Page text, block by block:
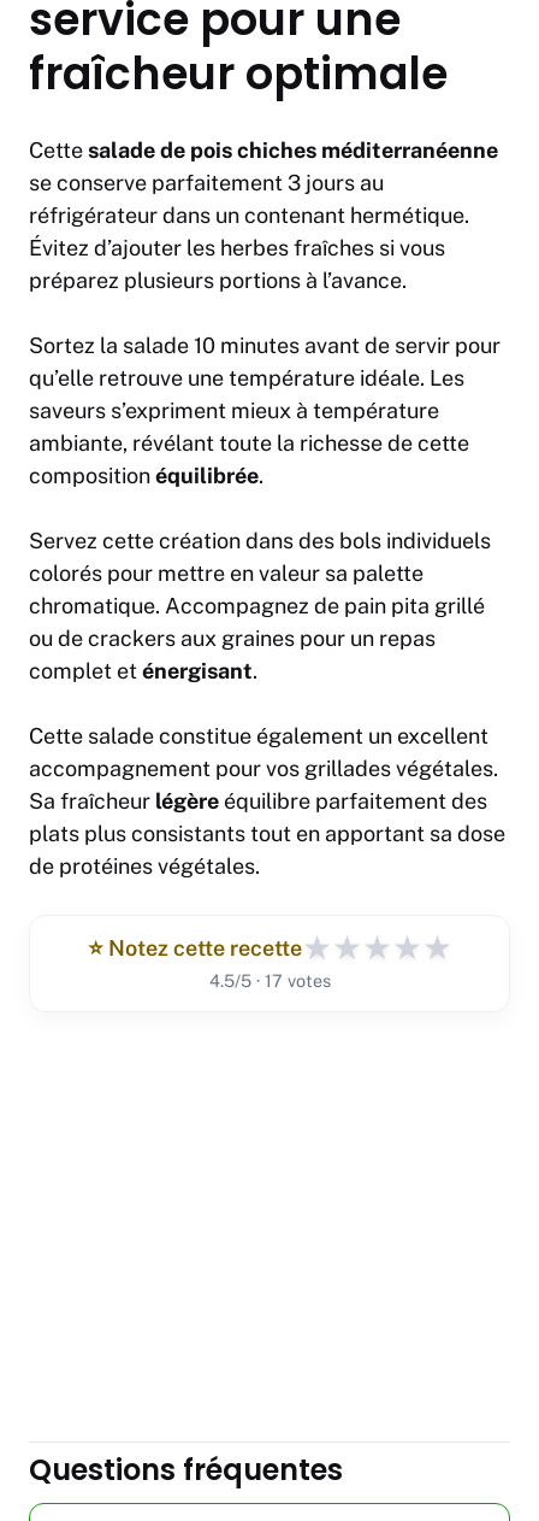
service pour une
fraîcheur optimale
Cettesalade de pois chiches méditerranéenne
se conserve parfaitement 3 jours au
réfrigérateur dans un contenant hermétique.
Évitez d’ajouter les herbes fraîches si vous
préparez plusieurs portions à l’avance.
Sortez la salade 10 minutes avant de servir pour
qu’elle retrouve une température idéale. Les
saveurs s’expriment mieux à température
ambiante, révélant toute la richesse de cette
compositionéquilibrée.
Servez cette création dans des bols individuels
colorés pour mettre en valeur sa palette
chromatique. Accompagnez de pain pita grillé
ou de crackers aux graines pour un repas
complet eténergisant.
Cette salade constitue également un excellent
accompagnement pour vos grillades végétales.
Sa fraîcheur légère équilibre parfaitement des
plats plus consistants tout en apportant sa dose
de protéines végétales.
⭐️ Notez cette recette★★★★★
4.5/5 · 17 votes
Questions fréquentes